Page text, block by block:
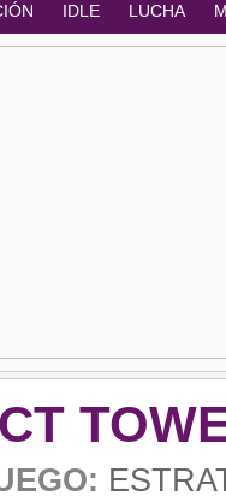
IDLE LUCHA